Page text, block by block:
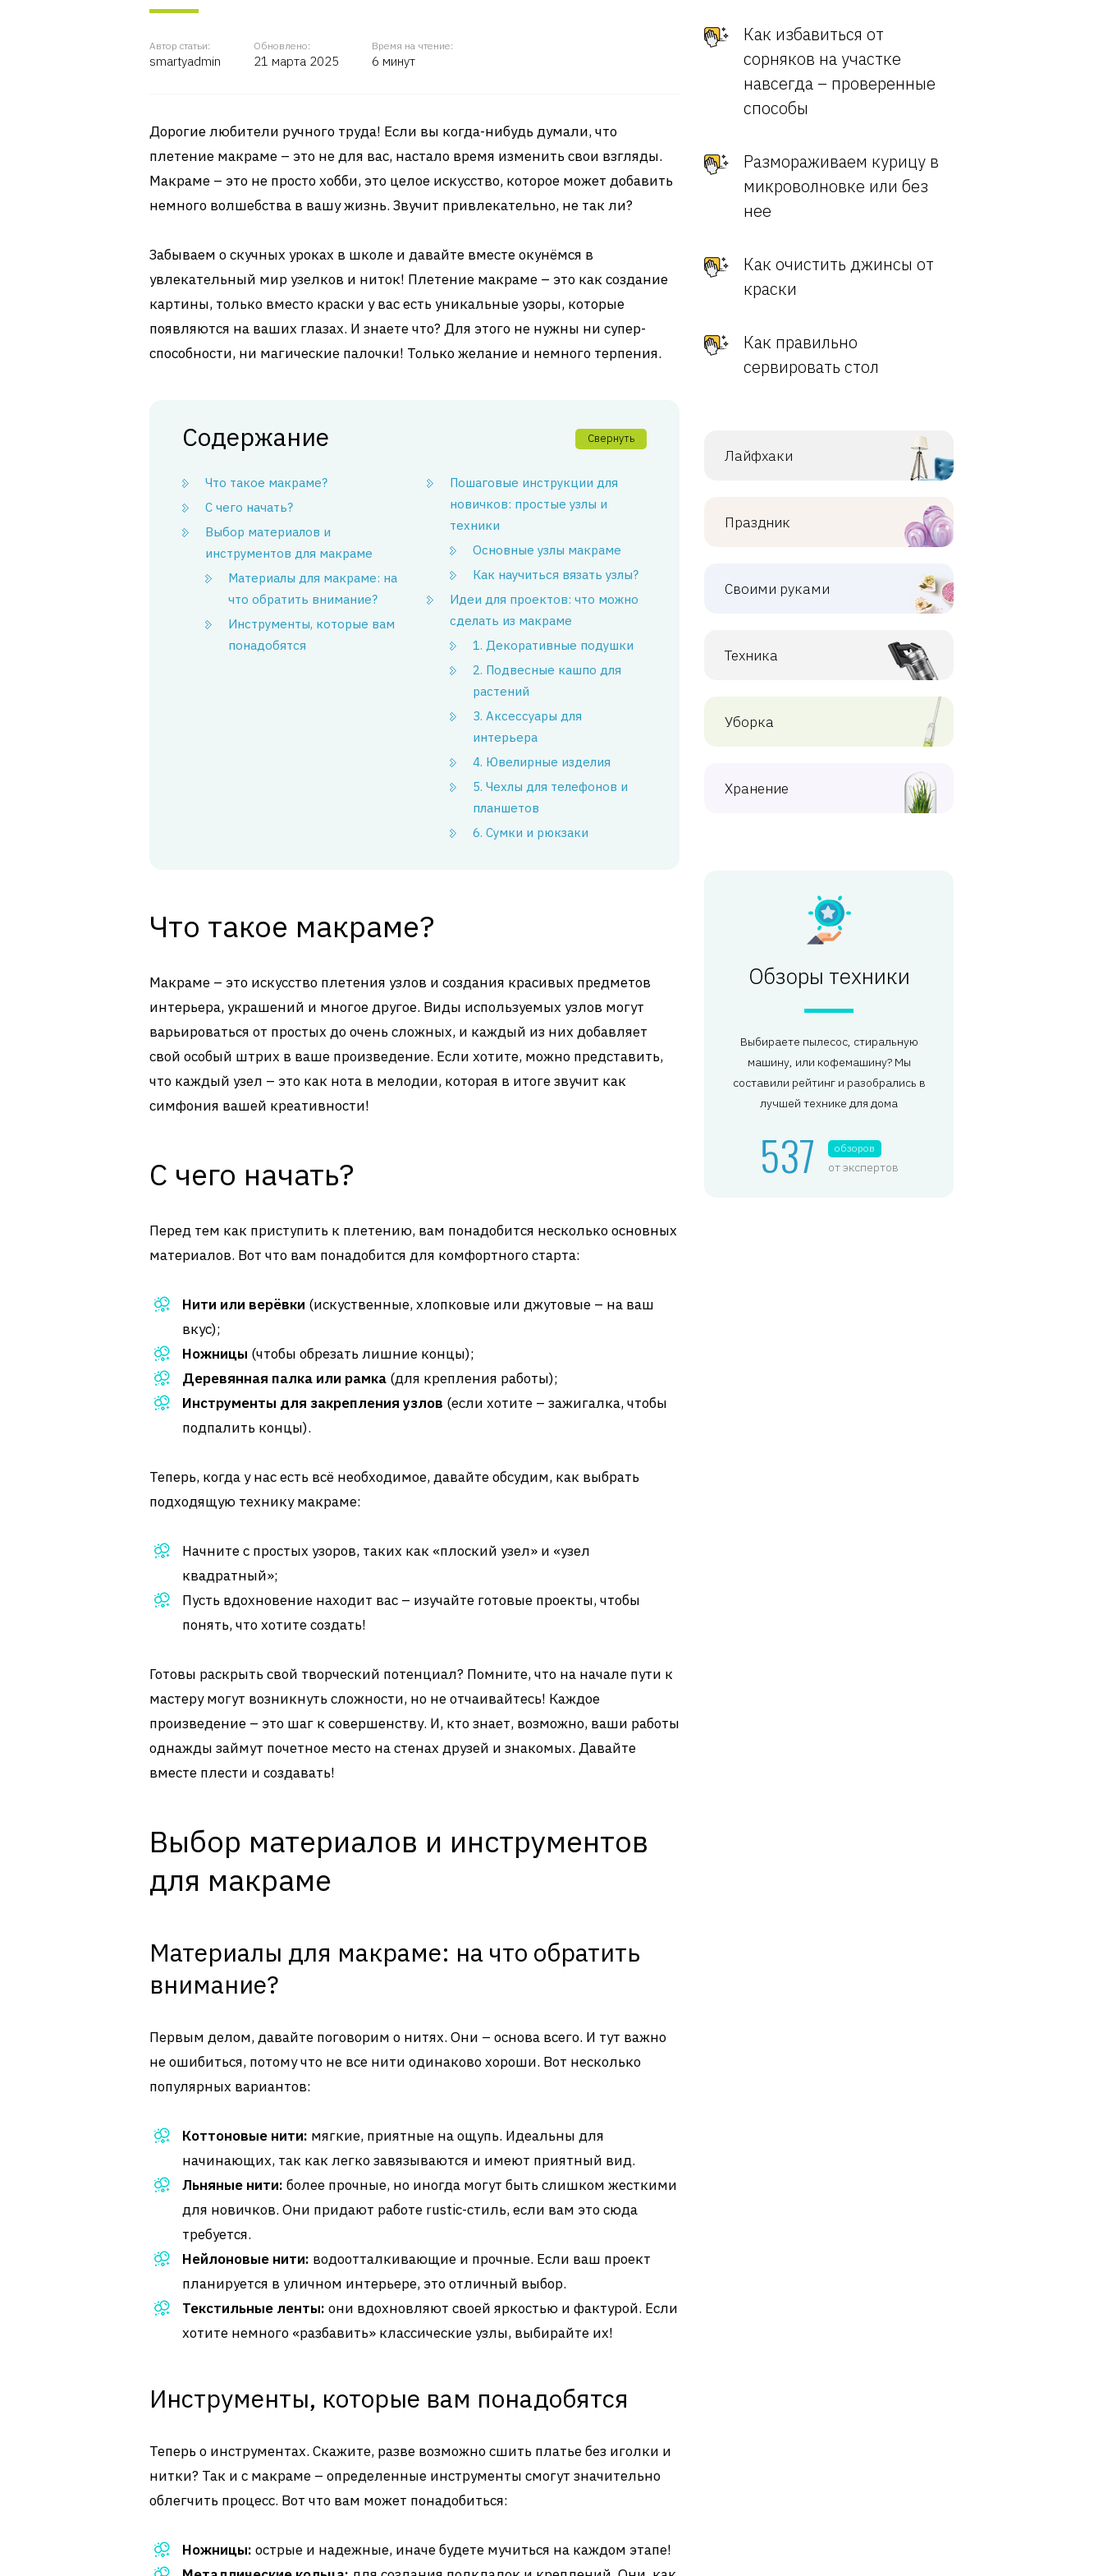
Автор статьи:
smartyadmin
Обновлено:
21 марта 2025
Время на чтение:
6 минут
Дорогие любители ручного труда! Если вы когда-нибудь думали, что
плетение макраме – это не для вас, настало время изменить свои взгляды.
Макраме – это не просто хобби, это целое искусство, которое может добавить
немного волшебства в вашу жизнь. Звучит привлекательно, не так ли?
Забываем о скучных уроках в школе и давайте вместе окунёмся в
увлекательный мир узелков и ниток! Плетение макраме – это как создание
картины, только вместо краски у вас есть уникальные узоры, которые
появляются на ваших глазах. И знаете что? Для этого не нужны ни супер-
способности, ни магические палочки! Только желание и немного терпения.
Содержание Свернуть
Что такое макраме?
С чего начать?
Выбор материалов и
инструментов для макраме
Материалы для макраме: на
что обратить внимание?
Инструменты, которые вам
понадобятся
Пошаговые инструкции для
новичков: простые узлы и
техники
Основные узлы макраме
Как научиться вязать узлы?
Идеи для проектов: что можно
сделать из макраме
1. Декоративные подушки
2. Подвесные кашпо для
растений
3. Аксессуары для
интерьера
4. Ювелирные изделия
5. Чехлы для телефонов и
планшетов
6. Сумки и рюкзаки
Что такое макраме?
Макраме – это искусство плетения узлов и создания красивых предметов
интерьера, украшений и многое другое. Виды используемых узлов могут
варьироваться от простых до очень сложных, и каждый из них добавляет
свой особый штрих в ваше произведение. Если хотите, можно представить,
что каждый узел – это как нота в мелодии, которая в итоге звучит как
симфония вашей креативности!
С чего начать?
Перед тем как приступить к плетению, вам понадобится несколько основных
материалов. Вот что вам понадобится для комфортного старта:
Нити или верёвки (искуственные, хлопковые или джутовые – на ваш
вкус);
Ножницы (чтобы обрезать лишние концы);
Деревянная палка или рамка (для крепления работы);
Инструменты для закрепления узлов (если хотите – зажигалка, чтобы
подпалить концы).
Теперь, когда у нас есть всё необходимое, давайте обсудим, как выбрать
подходящую технику макраме:
Начните с простых узоров, таких как «плоский узел» и «узел
квадратный»;
Пусть вдохновение находит вас – изучайте готовые проекты, чтобы
понять, что хотите создать!
Готовы раскрыть свой творческий потенциал? Помните, что на начале пути к
мастеру могут возникнуть сложности, но не отчаивайтесь! Каждое
произведение – это шаг к совершенству. И, кто знает, возможно, ваши работы
однажды займут почетное место на стенах друзей и знакомых. Давайте
вместе плести и создавать!
Выбор материалов и инструментов
для макраме
Материалы для макраме: на что обратить
внимание?
Первым делом, давайте поговорим о нитях. Они – основа всего. И тут важно
не ошибиться, потому что не все нити одинаково хороши. Вот несколько
популярных вариантов:
Коттоновые нити: мягкие, приятные на ощупь. Идеальны для
начинающих, так как легко завязываются и имеют приятный вид.
Льняные нити: более прочные, но иногда могут быть слишком жесткими
для новичков. Они придают работе rustic-стиль, если вам это сюда
требуется.
Нейлоновые нити: водоотталкивающие и прочные. Если ваш проект
планируется в уличном интерьере, это отличный выбор.
Текстильные ленты: они вдохновляют своей яркостью и фактурой. Если
хотите немного «разбавить» классические узлы, выбирайте их!
Инструменты, которые вам понадобятся
Теперь о инструментах. Скажите, разве возможно сшить платье без иголки и
нитки? Так и с макраме – определенные инструменты смогут значительно
облегчить процесс. Вот что вам может понадобиться:
Ножницы: острые и надежные, иначе будете мучиться на каждом этапе!
Как избавиться от
сорняков на участке
навсегда – проверенные
способы
Размораживаем курицу в
микроволновке или без
нее
Как очистить джинсы от
краски
Как правильно
сервировать стол
Лайфхаки
Праздник
Своими руками
Техника
Уборка
Хранение
Обзоры техники
Выбираете пылесос, стиральную
машину, или кофемашину? Мы
составили рейтинг и разобрались в
лучшей технике для дома
537 обзоров
от экспертов